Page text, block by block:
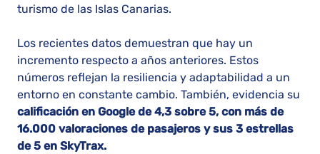
turismo de las Islas Canarias.
Los recientes datos demuestran que hay un
incremento respecto a años anteriores. Estos
números reflejan la resiliencia y adaptabilidad a un
entorno en constante cambio. También, evidencia su
calificación en Google de 4,3 sobre 5, con más de
16.000 valoraciones de pasajeros y sus 3 estrellas
de 5 en SkyTrax.